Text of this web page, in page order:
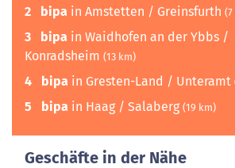
2 bipa in Amstetten / Greinsfurth
3 bipa in Waidhofen an der Ybbs /
Konradsheim (13 km)
4 bipa in Gresten-Land / Unteramt
5 bipa in Haag / Salaberg (19 km)
Geschäfte in der Nähe